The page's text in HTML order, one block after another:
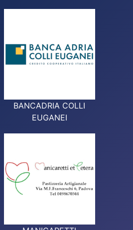
BANCADRIA COLLI
EUGANEI